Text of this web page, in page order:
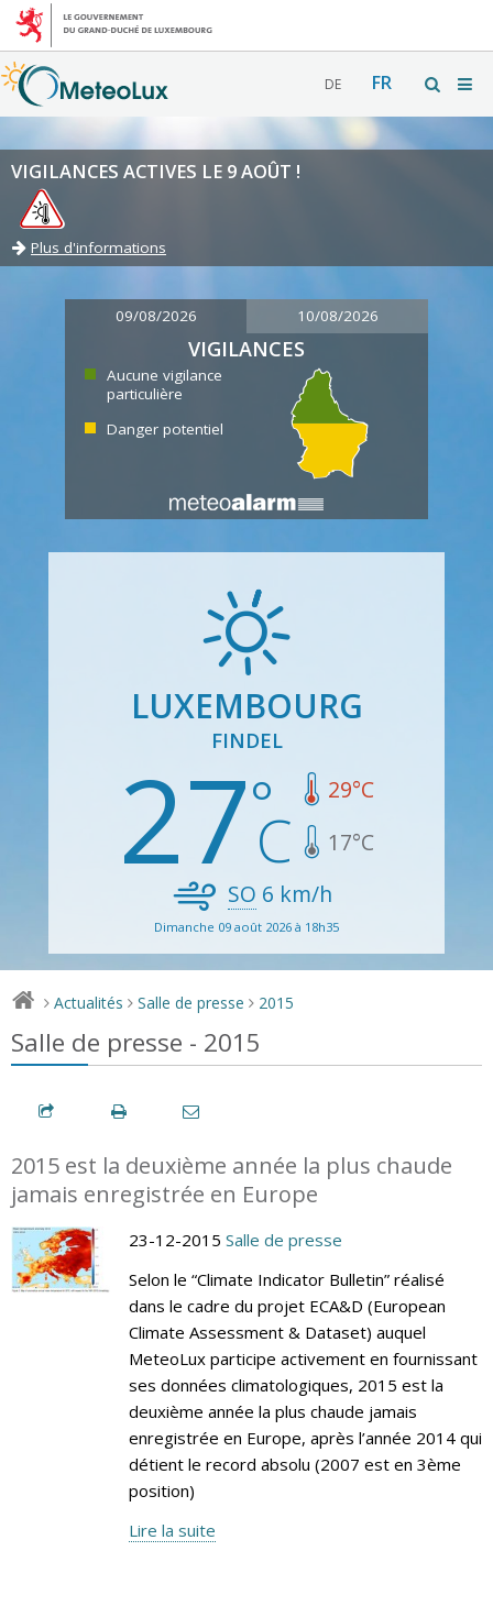
DE FR
VIGILANCES ACTIVES LE 9 AOÛT !
Plus d'informations
09/08/2026 10/08/2026
VIGILANCES
Aucune vigilance
particulière
Danger potentiel
LUXEMBOURG
FINDEL
27 29°C
17°C
SO 6 km/h
Dimanche 09 août 2026 à 18h35
> Actualités > Salle de presse > 2015
Salle de presse - 2015
2015 est la deuxième année la plus chaude
jamais enregistrée en Europe
23-12-2015 Salle de presse
Selon le “Climate Indicator Bulletin” réalisé
dans le cadre du projet ECA&D (European
Climate Assessment & Dataset) auquel
MeteoLux participe activement en fournissant
ses données climatologiques, 2015 est la
deuxième année la plus chaude jamais
enregistrée en Europe, après l’année 2014 qui
détient le record absolu (2007 est en 3ème
position)
Lire la suite